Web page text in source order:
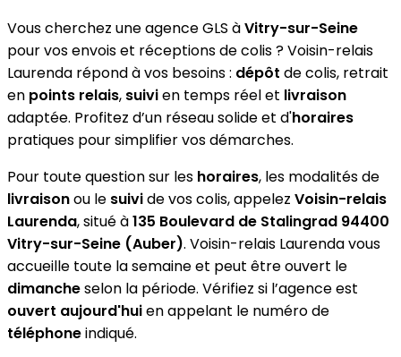
Vous cherchez une agence GLS àVitry-sur-Seine
pour vos envois et réceptions de colis ? Voisin-relais
Laurenda répond à vos besoins : dépôt de colis, retrait
en points relais, suivien temps réel et livraison
adaptée. Profitez d’un réseau solide et d'horaires
pratiques pour simplifier vos démarches.
Pour toute question sur les horaires, les modalités de
livraisonou le suivide vos colis, appelez Voisin-relais
Laurenda, situé à135 Boulevard de Stalingrad 94400
Vitry-sur-Seine (Auber). Voisin-relais Laurenda vous
accueille toute la semaine et peut être ouvert le
dimancheselon la période. Vérifiez si l’agence est
ouvert aujourd'huien appelant le numéro de
téléphoneindiqué.